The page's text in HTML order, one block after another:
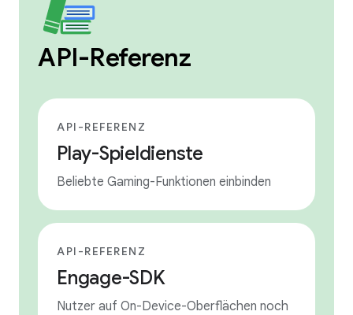
API-Referenz
API-REFERENZ
Play-Spieldienste
Beliebte Gaming-Funktionen einbinden
API-REFERENZ
Engage-SDK
Nutzer auf On-Device-Oberflächen noch